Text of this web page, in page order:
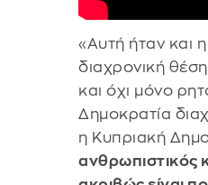
«Αυτή ήταν και
διαχρονική
και όχι μόνο
Δημοκρατία
η Κυπριακή
ανθρωπιστικός